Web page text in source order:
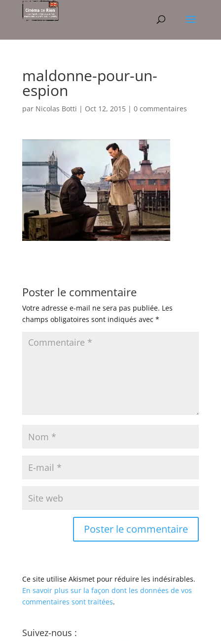
maldonne-pour-un-
espion
par Nicolas Botti | Oct 12, 2015| 0 commentaires
Poster le commentaire
Votre adresse e-mail ne sera pas publiée. Les
champs obligatoires sont indiqués avec *
Ce site utilise Akismet pour réduire les indésirables.
En savoir plus sur la façon dont les données de vos
commentaires sont traitées.
Suivez-nous :